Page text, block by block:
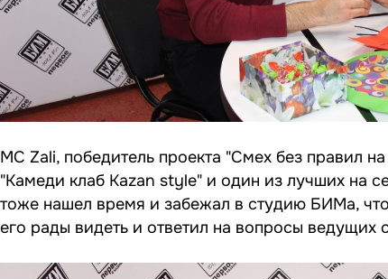
MC Zali, победитель проекта "Смех без правил
"Камеди клаб Kazan style" и один из лучших на
тоже нашел время и забежал в студию БИМа,
его рады видеть и ответил на вопросы ведущих